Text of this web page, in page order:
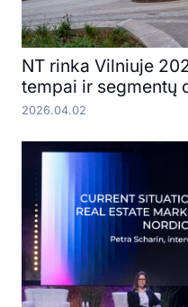
NT rinka Vilniuje
tempai ir segmentų
2026.04.02